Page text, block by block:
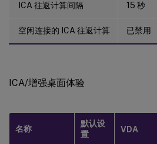
ICA 往返计算间隔 15 秒
空闲连接的 ICA 往返计算 已禁用
ICA/增强桌面体验
名称
默认设
置
VDA